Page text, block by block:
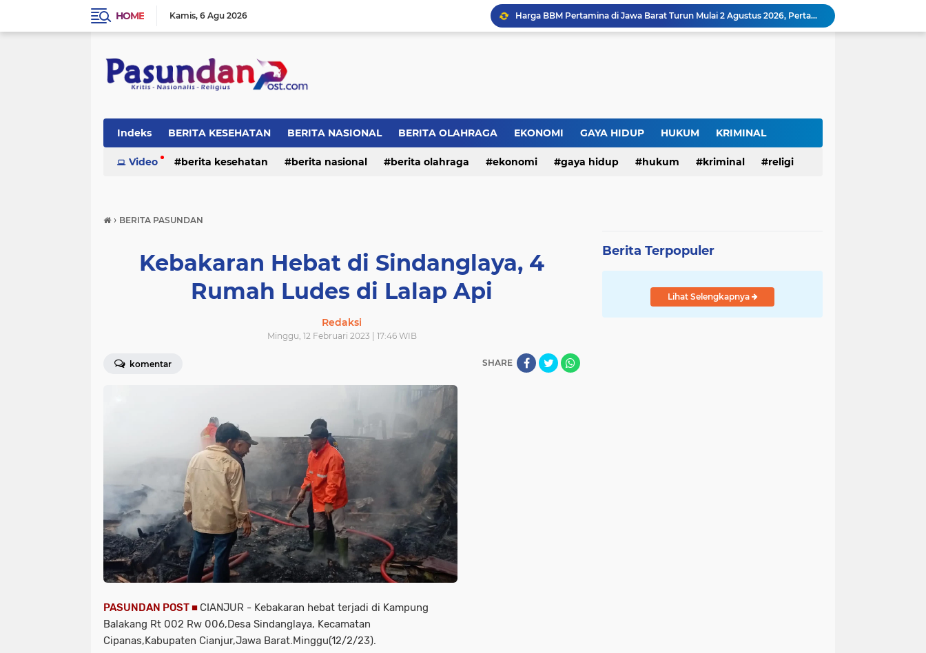
HOME Kamis 6 Agu 2026
Harga BBM Pertamina di Jawa Barat Turun Mulai 2 Agustus 2026, Pertamax Jadi Rp15.950 per Liter, Cek Daftar Harga Terbaru
SAM FARM Greenhouse Cisolok Resmi Beroperasi, Hadirkan Wisata Petik Melon Premium dan Edukasi Pertanian Modern di Sukabumi
Situ Cisuba Sukabumi, Danau Cantik dengan Panggung Terapung yang Cocok Jadi Destinasi Libur Akhir Pekan
Indeks BERITA KESEHATAN BERITA NASIONAL BERITA OLAHRAGA EKONOMI GAYA HIDUP HUKUM KRIMINAL
RELIGI
Video berita kesehatan berita nasional berita olahraga ekonomi gaya hidup hukum kriminal religi
› BERITA PASUNDAN
Kebakaran Hebat di Sindanglaya, 4
Rumah Ludes di Lalap Api
Redaksi
Minggu, 12 Februari 2023 | 17:46 WIB
komentar SHARE
PASUNDAN POST ■ CIANJUR - Kebakaran hebat terjadi di Kampung
Balakang Rt 002 Rw 006,Desa Sindanglaya, Kecamatan
Cipanas,Kabupaten Cianjur,Jawa Barat.Minggu(12/2/23).
Berita Terpopuler
Lihat Selengkapnya